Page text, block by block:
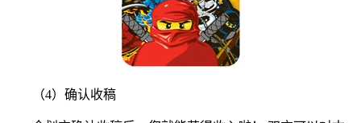
（4）确认收稿